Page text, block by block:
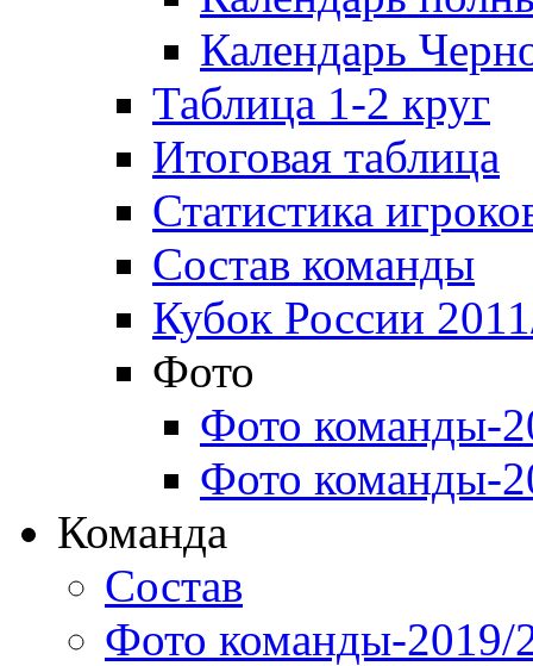
Календарь
Таблица 1-2 круг
Итоговая таблица
Статистика
Состав команды
Кубок России
Фото
Фото команды-
Фото команды-
Команда
Состав
Фото команды-2019/